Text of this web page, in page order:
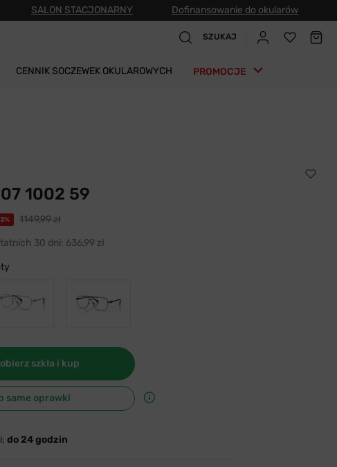
SALON STACJONARNY Dofinansowanie do okularów
SZUKAJ
CENNIK SOCZEWEK OKULAROWYCH PROMOCJE
1002 59
1149,99 zł
30 dni: 636,99 zł
szkła i kup
same oprawki
do 24 godzin